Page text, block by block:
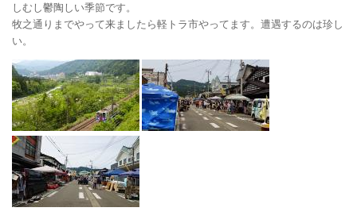
しむし鬱陶しい季節です。
牧之通りまでやって来ましたら軽トラ市やってます。遭遇するのは珍し
い。